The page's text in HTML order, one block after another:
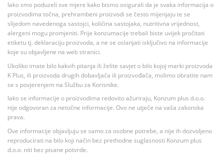
Iako smo poduzeli sve mjere kako bismo osigurali da je svaka informacija o
proizvodima točna, prehrambeni proizvodi se često mijenjaju te se
slijedom navedenoga sastojci, količina sastojaka, nutritivna vrijednost,
alergeni mogu promjeniti. Prije konzumacije trebali biste uvijek pročitati
etiketu tj. deklaraciju proizvoda, a ne se oslanjati isključivo na informacije
koje su objavljene na web stranici.
Ukoliko imate bilo kakvih pitanja ili želite savjet o bilo kojoj marki proizvoda
K Plus, ili proizvoda drugih dobavljača ili proizvođača, molimo obratite nam
se s povjerenjem na Službu za Korisnike.
Iako se informacije o proizvodima redovito ažuriraju, Konzum plus d.o.o.
nije odgovoran za netočne informacije. Ovo ne utječe na vaša zakonska
prava.
Ove informacije objavljuju se samo za osobne potrebe, a nije ih dozvoljeno
reproducirati na bilo koji način bez prethodne suglasnosti Konzum plus
d.o.o. niti bez pisane potvrde.